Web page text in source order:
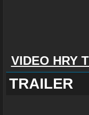
VIDEO HRY
TRAILER